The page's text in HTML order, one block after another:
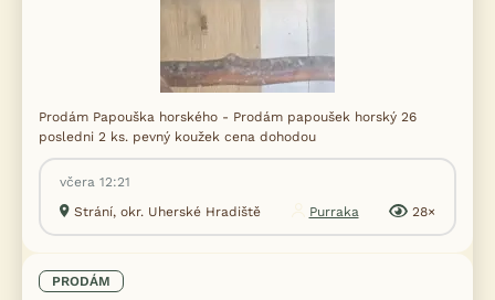
Prodám Papouška horského - Prodám papoušek horský 26
posledni 2 ks. pevný koužek cena dohodou
včera 12:21
Strání, okr. Uherské Hradiště
Purraka 28×
PRODÁM